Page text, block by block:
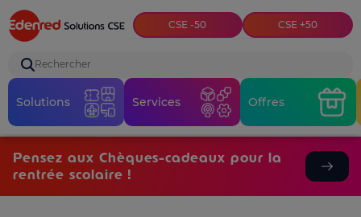
Top menu
CSE -50 CSE +50
Rechercher
Solutions Services Offres
Pensez aux Chèques-cadeaux pour la
rentrée scolaire !